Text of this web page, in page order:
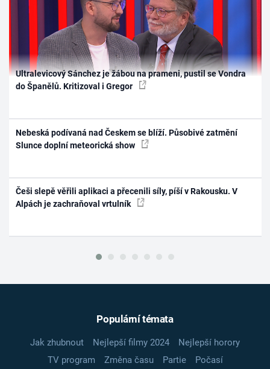
Ultralevicový Sánchez je žábou na prameni, pustil se Vondra
do Španělů. Kritizoval i Gregor
Nebeská podívaná nad Českem se blíží. Působivé zatmění
Slunce doplní meteorická show
Češi slepě věřili aplikaci a přecenili síly, píší v Rakousku. V
Alpách je zachraňoval vrtulník
Populární témata
Jak zhubnout Nejlepší filmy 2024
Nejlepší horory
TV program
Změna času Partie
Počasí